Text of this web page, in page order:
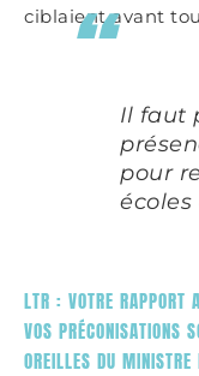
ciblaient avant
Il faut
pour
LTR : VOTRE
VOS PRÉCONISATIONS
OREILLES DU MINISTRE